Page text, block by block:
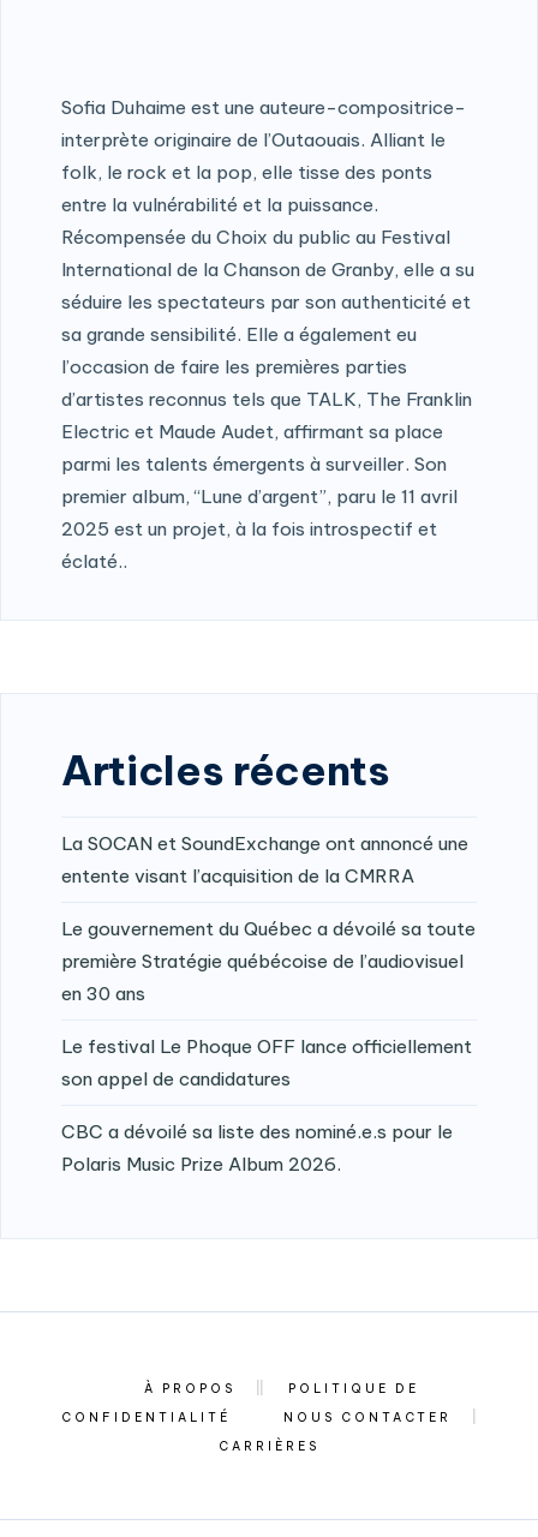
Sofia Duhaime est une auteure-compositrice-
interprète originaire de l’Outaouais. Alliant le
folk, le rock et la pop, elle tisse des ponts
entre la vulnérabilité et la puissance.
Récompensée du Choix du public au Festival
International de la Chanson de Granby, elle a su
séduire les spectateurs par son authenticité et
sa grande sensibilité. Elle a également eu
l’occasion de faire les premières parties
d’artistes reconnus tels que TALK, The Franklin
Electric et Maude Audet, affirmant sa place
parmi les talents émergents à surveiller. Son
premier album, “Lune d’argent”, paru le 11 avril
2025 est un projet, à la fois introspectif et
éclaté..
Articles récents
La SOCAN et SoundExchange ont annoncé une
entente visant l’acquisition de la CMRRA
Le gouvernement du Québec a dévoilé sa toute
première Stratégie québécoise de l’audiovisuel
en 30 ans
Le festival Le Phoque OFF lance officiellement
son appel de candidatures
CBC a dévoilé sa liste des nominé.e.s pour le
Polaris Music Prize Album 2026.
À PROPOS
POLITIQUE DE
CONFIDENTIALITÉ
NOUS CONTACTER
CARRIÈRES